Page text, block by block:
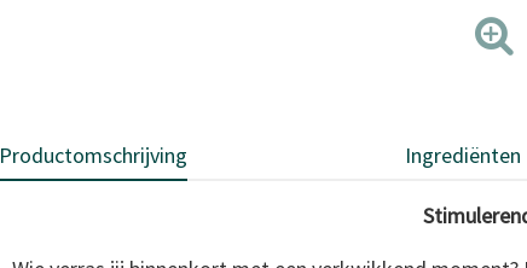
Productomschrijving Ingrediënten